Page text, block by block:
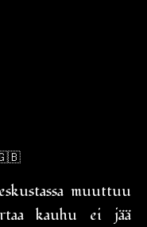
🇬🇧
muuttuu
kauhu ei jää